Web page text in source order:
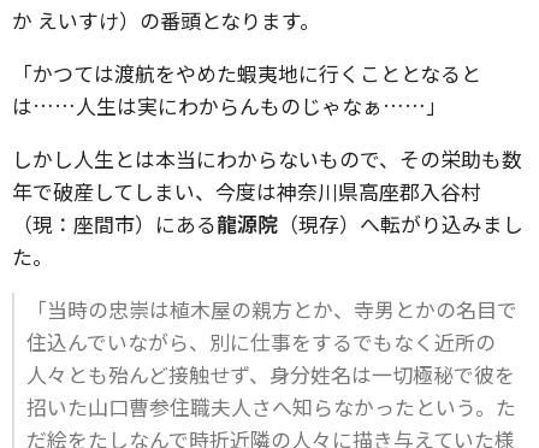
か えいすけ）の番頭となります。
「かつては渡航をやめた蝦夷地に行くこととなると
は……人生は実にわからんものじゃなぁ……」
しかし人生とは本当にわからないもので、その栄助も数
年で破産してしまい、今度は神奈川県高座郡入谷村
（現：座間市）にある龍源院 （現存）へ転がり込みまし
た。
「当時の忠崇は植木屋の親方とか、寺男とかの名目で
住込んでいながら、別に仕事をするでもなく近所の
人々とも殆んど接触せず、身分姓名は一切極秘で彼を
招いた山口曹参住職夫人さへ知らなかったという。た
だ絵をたしなんで時折近隣の人々に描き与えていた様